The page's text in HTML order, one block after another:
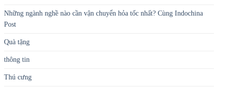
Những ngành nghề nào cần vận chuyển hỏa tốc nhất? Cùng Indochina
Post
Quà tặng
thông tin
Thú cưng